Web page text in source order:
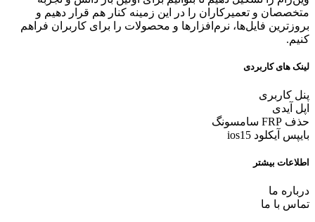
متخصصان و تعمیرکاران را در این زمینه کنار هم قرار دهیم و
بروزترین فایل‌ها، نرم‌افزارها و محصولات را برای کاربران فراهم
کنیم.
لینک های کاربردی
پنل کاربری
اپل آیدی
حذف FRP سامسونگ
بایپس آیکلود ios15
اطلاعات بیشتر
درباره ما
تماس با ما